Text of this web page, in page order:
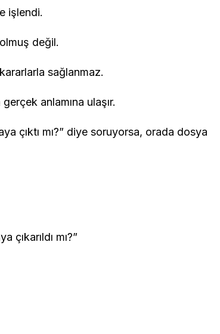
işlendi.
değil.
sağlanmaz.
anlamına ulaşır.
çıktı mı?” diye soruyorsa, orada dosya
çıkarıldı mı?”